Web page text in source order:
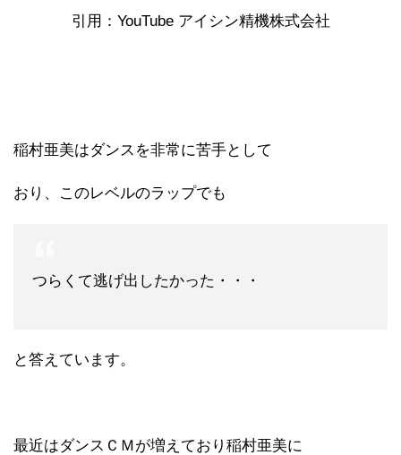
引用：YouTube アイシン精機株式会社
稲村亜美はダンスを非常に苦手として
おり、このレベルのラップでも
つらくて逃げ出したかった・・・
と答えています。
最近はダンスＣＭが増えており稲村亜美に